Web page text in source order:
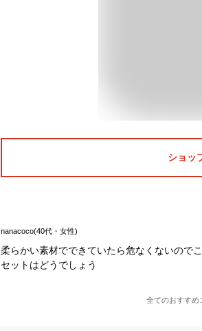
ショッ
nanacoco(40代・女性)
柔らかい素材でできていたら危なくないので
セットはどうでしょう
全てのおすすめ